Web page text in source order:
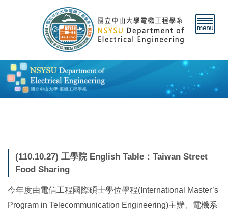
容
區
(110.10.27) 工學院 English Table：Taiwan Street
Food Sharing
今年度由電信工程國際碩士學位學程(International Master’s
Program in Telecommunication Engineering)主辦、電機系